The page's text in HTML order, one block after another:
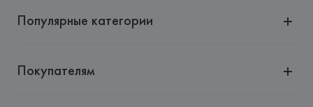
Популярные категории
Покупателям